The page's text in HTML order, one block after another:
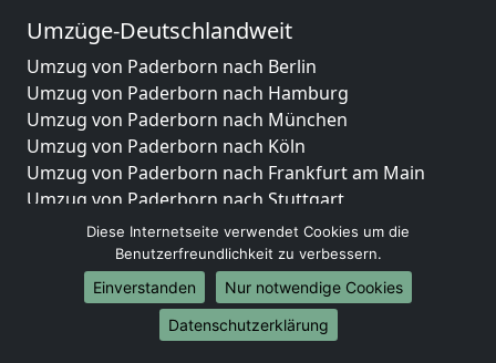
Umzüge-Deutschlandweit
Umzug von Paderborn nach Berlin
Umzug von Paderborn nach Hamburg
Umzug von Paderborn nach München
Umzug von Paderborn nach Köln
Umzug von Paderborn nach Frankfurt am Main
Umzug von Paderborn nach Stuttgart
Umzug von Paderborn nach Düsseldorf
Umzug von Paderborn nach Leipzig
Umzug von Paderborn nach Dortmund
Umzug von Paderborn nach Essen
Umzug von Paderborn nach Bremen
Diese Internetseite verwendet Cookies um die
Benutzerfreundlichkeit zu verbessern.
Einverstanden
Nur notwendige Cookies
Datenschutzerklärung